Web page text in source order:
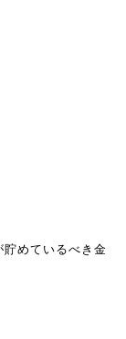
めているべき金